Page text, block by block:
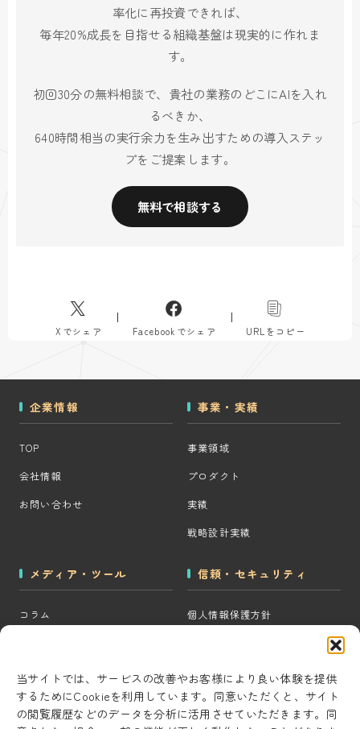
当サイトでは、サービスの改善やお客様により良い体験を提供
するためにCookieを利用しています。同意いただくと、サイト
の閲覧履歴などのデータを分析に活用させていただきます。同
率化に再投資できれば、
毎年20%成長を目指せる組織基盤は現実的に作れま
す。
初回30分の無料相談で、貴社の業務のどこにAIを入れ
るべきか、
640時間相当の実行余力を生み出すための導入ステッ
プをご提案します。
無料で相談する
Xでシェア Facebookでシェア URLをコピー
企業情報
TOP
会社情報
お問い合わせ
事業・実績
事業領域
プロダクト
実績
戦略設計実績
メディア・ツール
コラム
CRM・MAツール選定診断
BigQuery×GTM 相場見積もり
ツール
信頼・セキュリティ
個人情報保護方針
コンテンツ制作方針
研究・開発方針